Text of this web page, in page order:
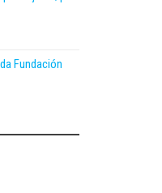
Fundación